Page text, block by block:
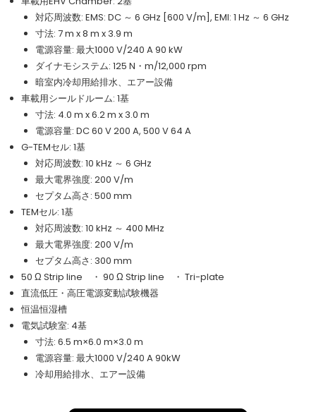
対応周波数: EMS: DC ～ 6 GHz [600 V/m], EMI: 1 Hz ～ 6 GHz
寸法: 7 m x 8 m x 3.9 m
電源容量: 最大1000 V/240 A 90 kW
ダイナモシステム: 125 N・m/12,000 rpm
暗室内冷却用給排水、エアー設備
車載用シールドルーム: 1基
寸法: 4.0 m x 6.2 m x 3.0 m
電源容量: DC 60 V 200 A, 500 V 64 A
G-TEMセル: 1基
対応周波数: 10 kHz ～ 6 GHz
最大電界強度: 200 V/m
セプタム高さ: 500 mm
TEMセル: 1基
対応周波数: 10 kHz ～ 400 MHz
最大電界強度: 200 V/m
セプタム高さ: 300 mm
50 Ω Strip line ・ 90 Ω Strip line ・ Tri-plate
直流低圧・高圧電源変動試験機器
恒温恒湿槽
電気試験室: 4基
寸法: 6.5 m×6.0 m×3.0 m
電源容量: 最大1000 V/240 A 90kW
冷却用給排水、エアー設備